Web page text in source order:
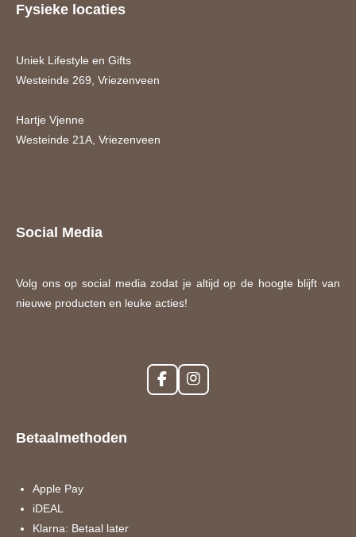
Fysieke locaties
Uniek Lifestyle en Gifts
Westeinde 269, Vriezenveen
Hartje Vjenne
Westeinde 21A, Vriezenveen
Social Media
Volg ons op social media zodat je altijd op de hoogte blijft van
nieuwe producten en leuke acties!
F
a
I
n
Betaalmethoden
Apple Pay
iDEAL
Klarna: Betaal later